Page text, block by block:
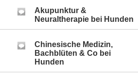
Akupunktur &
Neuraltherapie bei Hunden
Chinesische Medizin,
Bachblüten & Co bei
Hunden